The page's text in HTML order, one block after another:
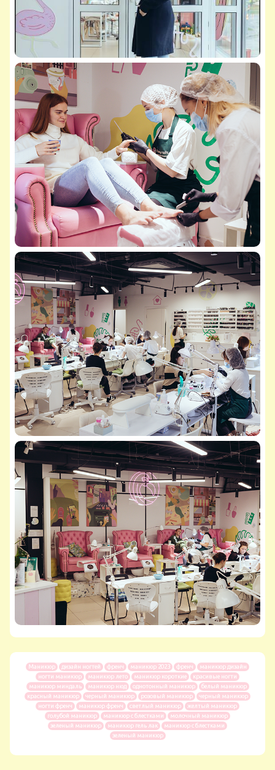
Маникюр дизайн ногтей френч маникюр 2023 френч
маникюр дизайн
ногти маникюр
маникюр лето маникюр короткие
красивые ногти
маникюр миндаль
маникюр нюд однотонный маникюр
белый маникюр
красный маникюр
черный маникюр розовый маникюр
черный маникюр
ногти френч
маникюр френч светлый маникюр
желтый маникюр
голубой маникюр
маникюр с блестками
молочный маникюр
зеленый маникюр
маникюр гель лак
маникюр с блестками
зеленый маникюр